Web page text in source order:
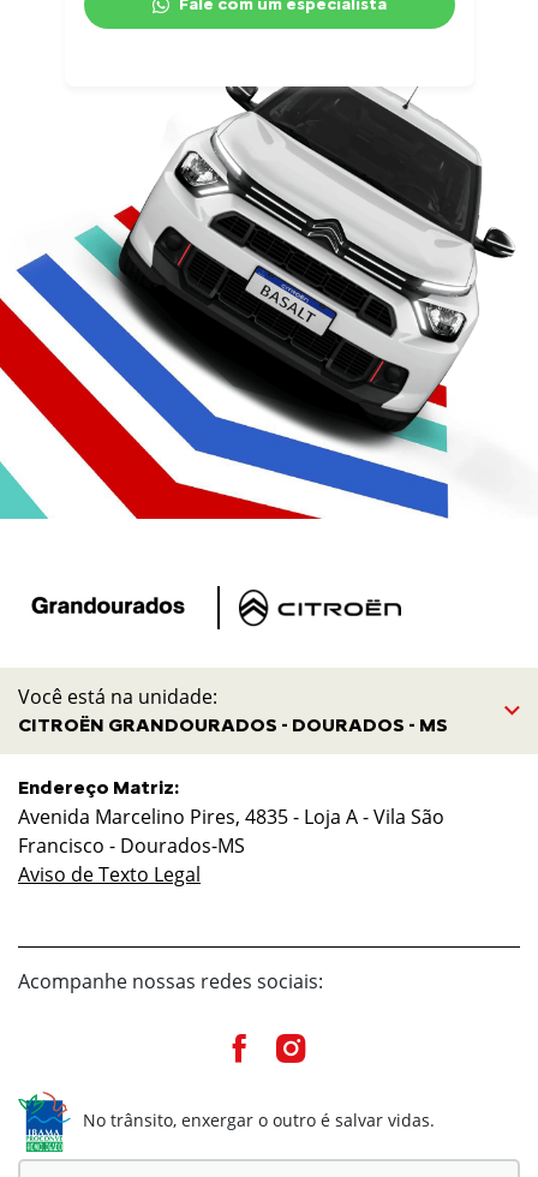
Você está na unidade:
CITROËN GRANDOURADOS - DOURADOS - MS
Endereço Matriz:
Avenida Marcelino Pires, 4835 - Loja A - Vila São
Francisco - Dourados-MS
Aviso de Texto Legal
Acompanhe nossas redes sociais:
No trânsito, enxergar o outro é salvar vidas.